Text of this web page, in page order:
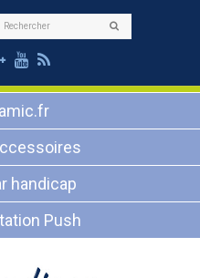
Rechercher
Google
Plus
Youtube
RSS
handicap
Push